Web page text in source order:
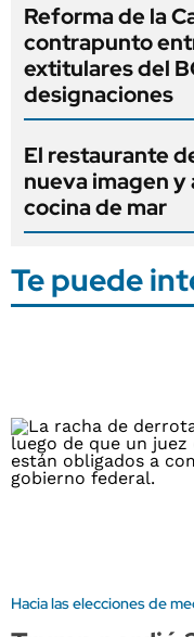
Reforma de la
contrapunto
extitulares del
designaciones
El restaurante
nueva imagen
cocina de mar
Te puede
Hacia las elecciones de